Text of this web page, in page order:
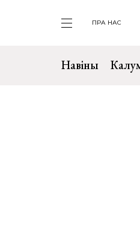
ПРА НАС
Навіны